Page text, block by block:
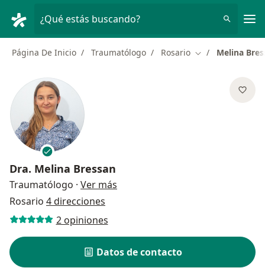
¿Qué estás buscando?
Página De Inicio Traumatólogo Rosario Cambiar de
Melina
Dra. Melina Bressan
Traumatólogo · Ver más
Rosario 4 direcciones
2 opiniones
Datos de contacto